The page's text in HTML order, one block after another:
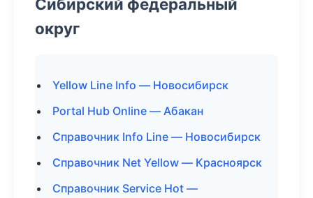
Сибирский федеральный
округ
Yellow Line Info — Новосибирск
Portal Hub Online — Абакан
Справочник Info Line — Новосибирск
Справочник Net Yellow — Красноярск
Справочник Service Hot —